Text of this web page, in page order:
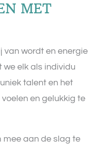
MET
van wordt en energie
we elk als individu
talent en het
en gelukkig te
mee aan de slag te